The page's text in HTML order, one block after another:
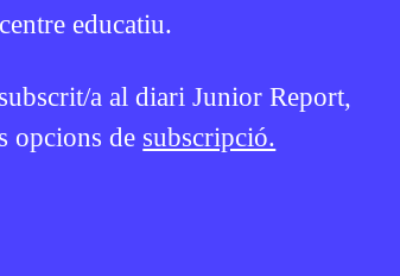
educatiu.
a al diari Junior Report,
opcions de subscripció.
ESPORTS
(18)
JUNIOR REPORT 31 DE JULIOL DE 2026 · 6:00